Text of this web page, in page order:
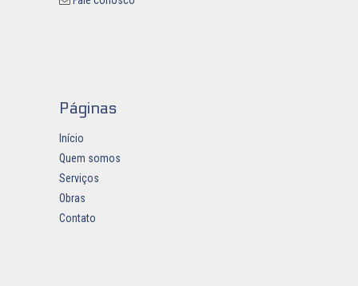
Páginas
Início
Quem somos
Serviços
Obras
Contato